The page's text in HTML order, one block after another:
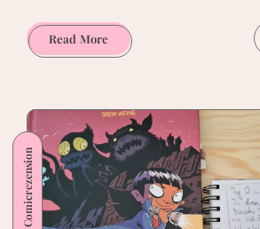
Read MoreDrachengesänge
2:
aller
Dinge
Comicrezension